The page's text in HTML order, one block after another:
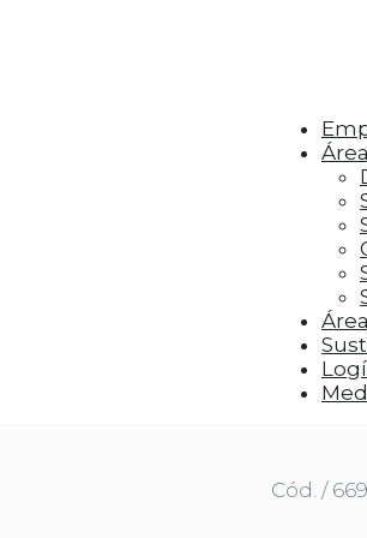
aos visitantes anúncios
Cód. /